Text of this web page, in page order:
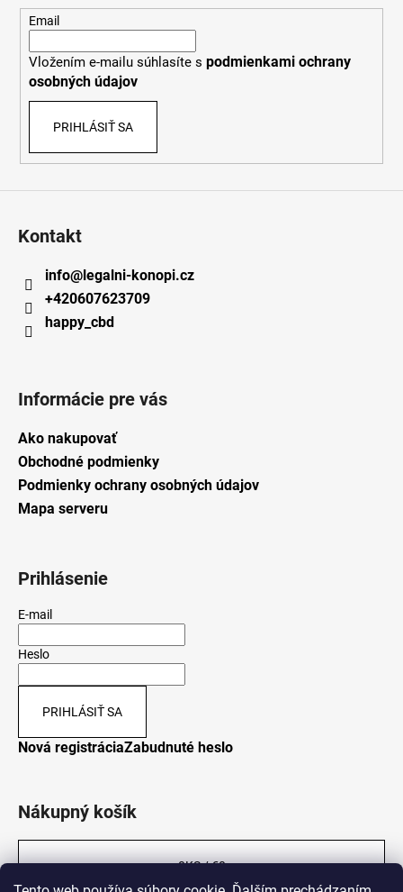
Email
Vložením e-mailu súhlasíte s podmienkami ochrany
osobných údajov
PRIHLÁSIŤ SA
Kontakt
info@legalni-konopi.cz
+420607623709
happy_cbd
Informácie pre vás
Ako nakupovať
Obchodné podmienky
Podmienky ochrany osobných údajov
Mapa serveru
Prihlásenie
E-mail
Heslo
PRIHLÁSIŤ SA
Nová registráciaZabudnuté heslo
Nákupný košík
0KS /€0